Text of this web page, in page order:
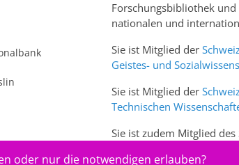
5
Forschungsbibliothek
nationalen und
Sie ist Mitglied der
Geistes- und
Sie ist Mitglied der
Technischen
Sie ist zudem Mitglied
oder nur die notwendigen erlauben?